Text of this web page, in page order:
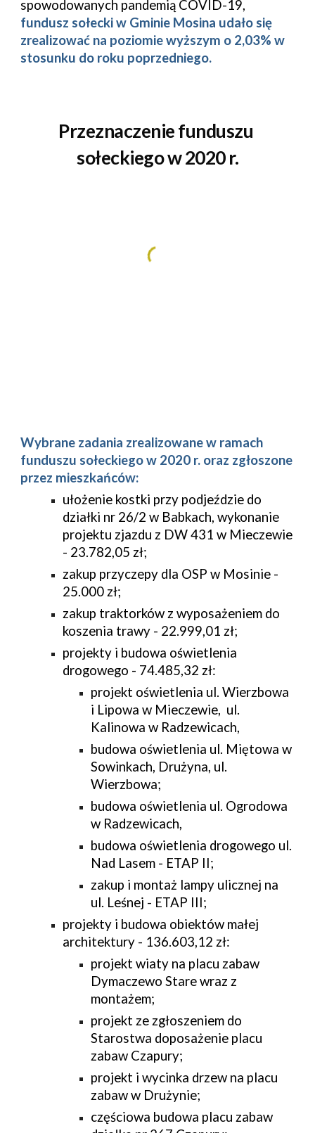
spowodowanych pandemią COVID-19
fundusz sołecki w Gminie Mosina udało się
zrealizować na poziomie wyższym o 2,03% w
stosunku do roku poprzedniego.
Przeznaczenie funduszu
sołeckiego w 2020 r.
Wybrane zadania zrealizowane w ramach
funduszu sołeckiego w 2020 r. oraz zgłoszone
przez mieszkańców:
ułożenie kostki przy podjeździe do
działki nr 26/2 w Babkach, wykonanie
projektu zjazdu z DW 431 w Mieczewie
- 23.782,05 zł;
zakup przyczepy dla OSP w Mosinie -
25.000 zł;
zakup traktorków z wyposażeniem do
koszenia trawy - 22.999,01 zł;
projekty i budowa oświetlenia
drogowego - 74.485,32 zł:
projekt oświetlenia ul. Wierzbowa
i Lipowa w Mieczewie,  ul.
Kalinowa w Radzewicach,
budowa oświetlenia ul. Miętowa w
Sowinkach, Drużyna, ul.
Wierzbowa;
budowa oświetlenia ul. Ogrodowa
w Radzewicach,
budowa oświetlenia drogowego ul.
Nad Lasem - ETAP II;
zakup i montaż lampy ulicznej na
ul. Leśnej - ETAP III;
projekty i budowa obiektów małej
architektury - 136.603,12 zł:
projekt wiaty na placu zabaw
Dymaczewo Stare wraz z
montażem;
projekt ze zgłoszeniem do
Starostwa doposażenie placu
zabaw Czapury;
projekt i wycinka drzew na placu
zabaw w Drużynie;
częściowa budowa placu zabaw